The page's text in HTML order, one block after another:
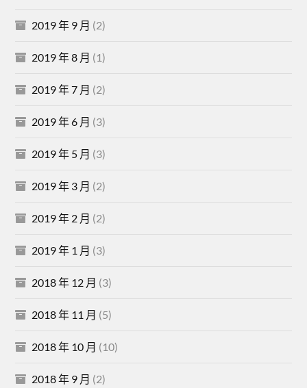
2019 年 9 月 (2)
2019 年 8 月 (1)
2019 年 7 月 (2)
2019 年 6 月 (3)
2019 年 5 月 (3)
2019 年 3 月 (2)
2019 年 2 月 (2)
2019 年 1 月 (3)
2018 年 12 月 (3)
2018 年 11 月 (5)
2018 年 10 月 (10)
2018 年 9 月 (2)